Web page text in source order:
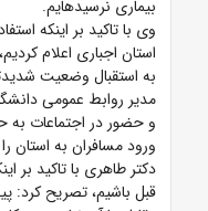
بیماری نرسیدهایم.
وی با تاکید بر اینکه
استان اجباری اعلام
به استقبال وضعیت
مدیر روابط عمومی
و حضور در اجتماعات به
ورود مسافران به استان را
دکتر طاهری با تاکید بر
قبل باشیم، تصریح کرد: